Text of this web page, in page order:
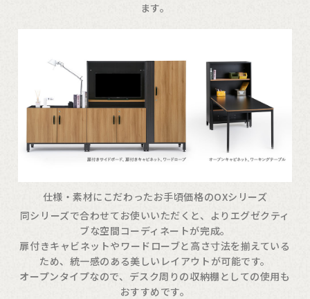
ます。
仕様・素材にこだわったお手頃価格のOXシリーズ
同シリーズで合わせてお使いいただくと、よりエグゼクティ
ブな空間コーディネートが完成。
扉付きキャビネットやワードローブと高さ寸法を揃えている
ため、統一感のある美しいレイアウトが可能です。
オープンタイプなので、デスク周りの収納棚としての使用も
おすすめです。